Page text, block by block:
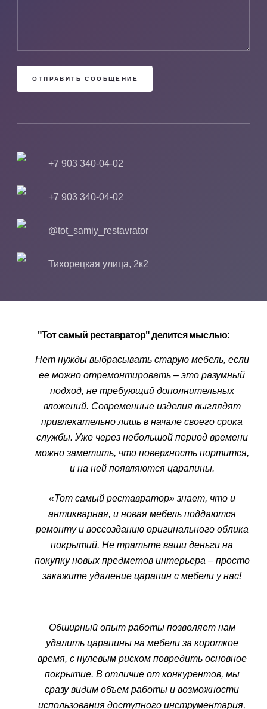
+7 903 340-04-02
+7 903 340-04-02
@tot_samiy_restavrator
Тихорецкая улица, 2к2
"Тот самый реставратор" делится мыслью:
Нет нужды выбрасывать старую мебель, если
ее можно отремонтировать – это разумный
подход, не требующий дополнительных
вложений. Современные изделия выглядят
привлекательно лишь в начале своего срока
службы. Уже через небольшой период времени
можно заметить, что поверхность портится,
и на ней появляются царапины.
«Тот самый реставратор» знает, что и
антикварная, и новая мебель поддаются
ремонту и воссозданию оригинального облика
покрытий. Не тратьте ваши деньги на
покупку новых предметов интерьера – просто
закажите удаление царапин с мебели у нас!
Обширный опыт работы позволяет нам
удалить царапины на мебели за короткое
время, с нулевым риском повредить основное
покрытие. В отличие от конкурентов, мы
сразу видим объем работы и возможности
использования доступного инструментария,